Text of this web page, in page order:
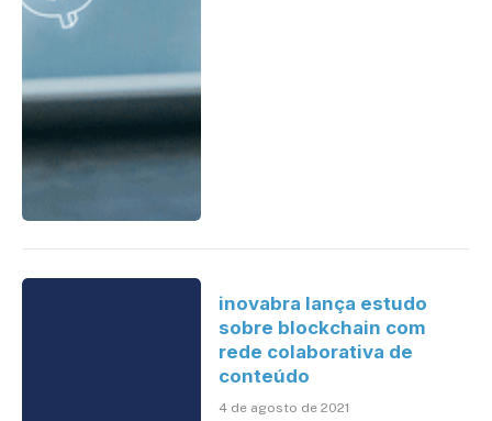
inovabra lança estudo
sobre blockchain com
rede colaborativa de
conteúdo
4 de agosto de 2021